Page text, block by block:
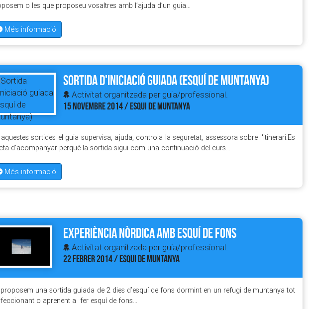
o les que proposeu vosaltres amb l’ajuda d’un guia…
Més informació
Sortida d'iniciació guiada (Esquí de Muntanya)
Activitat organitzada per guia/professional.
15 NOVEMBRE 2014 / ESQUI DE MUNTANYA
aquestes sortides el guia supervisa, ajuda, controla la seguretat, assessora sobre l'itinerari.Es
d'acompanyar perquè la sortida sigui com una continuació del curs…
Més informació
Experiència Nòrdica amb esquí de fons
Activitat organitzada per guia/professional.
22 FEBRER 2014 / ESQUI DE MUNTANYA
proposem una sortida guiada de 2 dies d’esquí de fons dormint en un refugi de muntanya tot
o aprenent a fer esquí de fons…